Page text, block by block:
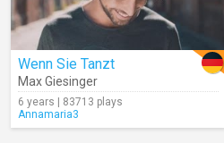
Wenn Sie Tanzt
Max Giesinger
6 years | 83713 plays
Annamaria3